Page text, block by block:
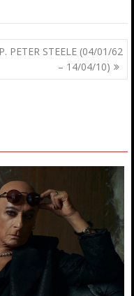
PETER STEELE (04/01/62
– 14/04/10)